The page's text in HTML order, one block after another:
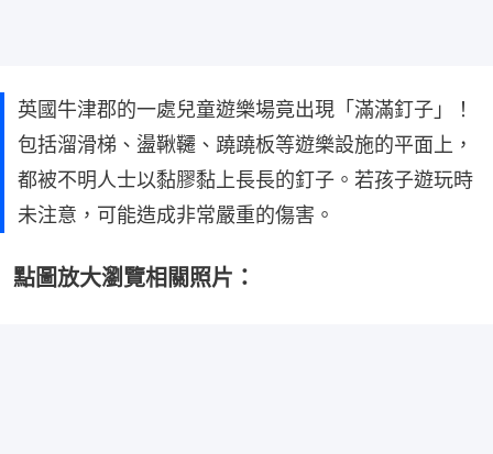
英國牛津郡的一處兒童遊樂場竟出現「滿滿釘子」！
包括溜滑梯、盪鞦韆、蹺蹺板等遊樂設施的平面上，
都被不明人士以黏膠黏上長長的釘子。若孩子遊玩時
未注意，可能造成非常嚴重的傷害。
點圖放大瀏覽相關照片：